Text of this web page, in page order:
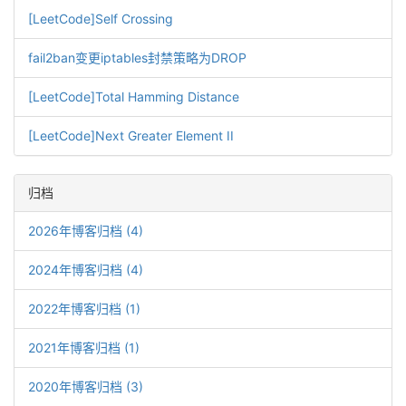
[LeetCode]Self Crossing
fail2ban变更iptables封禁策略为DROP
[LeetCode]Total Hamming Distance
[LeetCode]Next Greater Element II
归档
2026年博客归档 (4)
2024年博客归档 (4)
2022年博客归档 (1)
2021年博客归档 (1)
2020年博客归档 (3)